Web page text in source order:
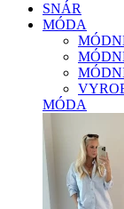
SNÁR
MÓDA
MÓDA